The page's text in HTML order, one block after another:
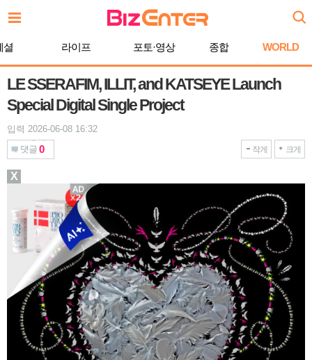
문
로셜 라이프 포토·영상 종합 WORLD
LE SSERAFIM, ILLIT, and KATSEYE Launch
Special Digital Single Project
입력 2026-06-08 16:32
댓글 0 작게 크게
X